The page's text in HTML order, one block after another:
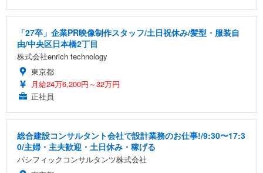
「27卒」企業PR映像制作スタッフ/土日祝休み/髪型・服装自
由/中央区日本橋2丁目
株式会社enrich technology
東京都
月給24万6,200円～32万円
正社員
総合建設コンサルタント会社で設計業務のお仕事!/9:30〜17:3
0/主婦・主夫歓迎・土日休み・稼げる
パシフィックコンサルタンツ株式会社